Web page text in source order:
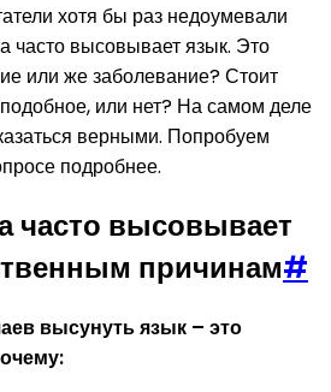
хотя бы раз недоумевали
часто высовывает язык. Это
или же заболевание? Стоит
или нет? На самом деле
верными. Попробуем
подробнее.
часто высовывает
причинам#
высунуть язык – это